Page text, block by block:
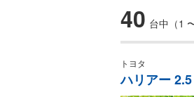
40 台中（1
トヨタ
ハリアー